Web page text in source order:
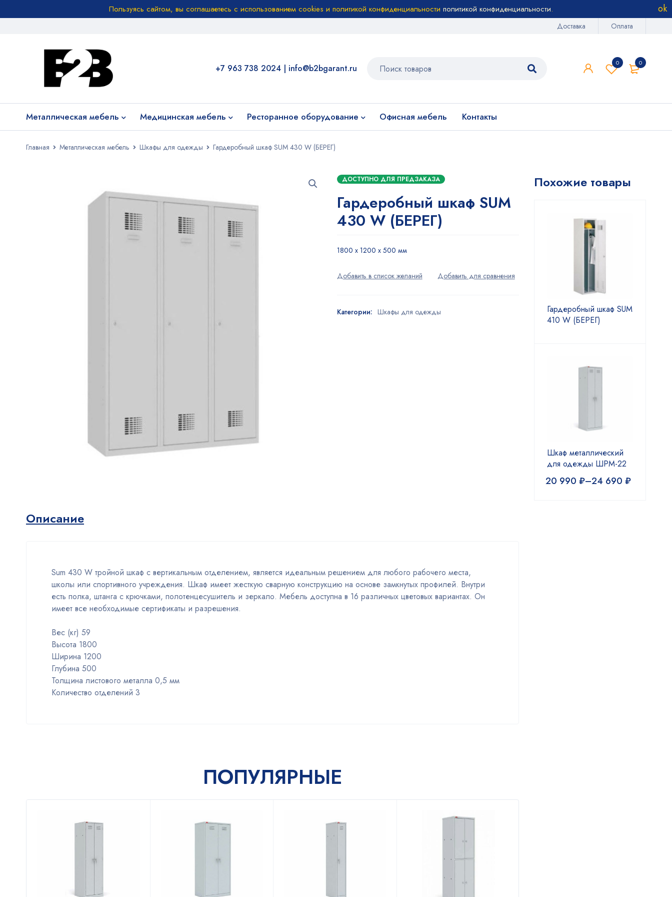
Пользуясь сайтом, вы соглашаетесь с использованием cookies и политикой конфиденциальности политикой конфиденциальности.
Доставка Оплата
0
0
+7 963 738 2024 | info@b2bgarant.ru
Металлическая мебель Медицинская мебель Ресторанное оборудование Офисная мебель Контакты
Главная Металлическая мебель Шкафы для одежды Гардеробный шкаф SUM 430 W (БЕРЕГ)
ДОСТУПНО ДЛЯ ПРЕДЗАКАЗА
Гардеробный шкаф SUM
430 W (БЕРЕГ)
1800 x 1200 x 500 мм
Категории: Шкафы для одежды
Описание
Sum 430 W тройной шкаф с вертикальным отделением, является идеальным решением для любого рабочего места,
школы или спортивного учреждения. Шкаф имеет жесткую сварную конструкцию на основе замкнутых профилей. Внутри
есть полка, штанга с крючками, полотенцесушитель и зеркало. Мебель доступна в 16 различных цветовых вариантах. Он
имеет все необходимые сертификаты и разрешения.
Вес (кг) 59
Высота 1800
Ширина 1200
Глубина 500
Толщина листового металла 0,5 мм
Количество отделений 3
ПОПУЛЯРНЫЕ
Похожие товары
Гардеробный шкаф SUM
410 W (БЕРЕГ)
Шкаф металлический
для одежды ШРМ-22
20 990 ₽–24 690 ₽